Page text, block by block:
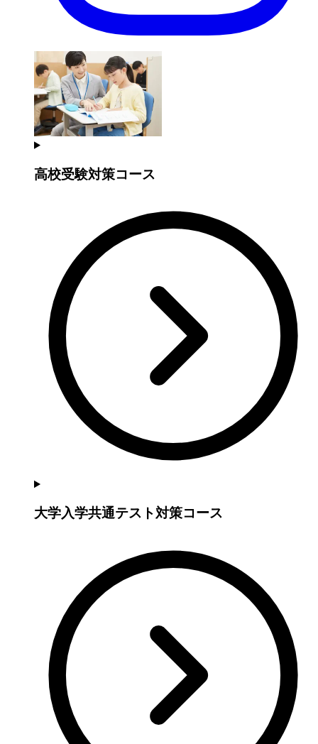
高校受験対策コース
大学入学共通テスト対策コース